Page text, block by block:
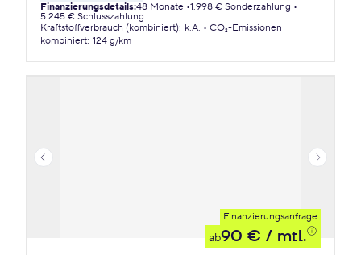
Finanzierungsdetails:48 Monate 1.998 € Sonderzahlung
5.245 € Schlusszahlung
Kraftstoffverbrauch (kombiniert): k.A.
CO₂-Emissionen
kombiniert: 124 g/km
Finanzierungsanfrage
ab90 € / mtl.